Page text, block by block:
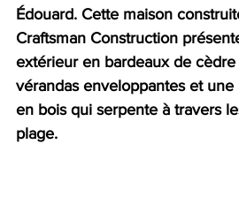
Édouard. Cette maison
Craftsman Construction
extérieur en bardeaux de
vérandas enveloppantes et
en bois qui serpente à travers
plage.